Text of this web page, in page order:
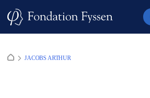
JACOBS ARTHUR